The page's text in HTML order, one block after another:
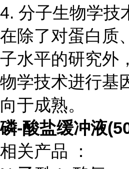
4. 分子生物学技
在除了对蛋白质
子水平的研究外
物学技术进行基
向于成熟。
磷-酸盐缓冲液
相关产品 ：